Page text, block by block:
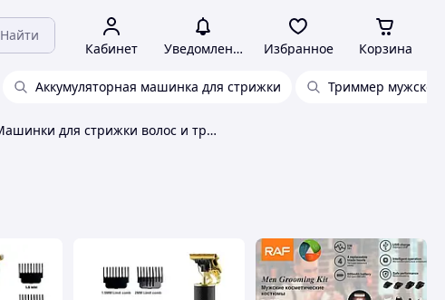
Найти
Кабинет Уведомления Избранное Корзина
Аккумуляторная машинка для стрижки Триммер мужской
Машинки для стрижки волос и триммеры RAF